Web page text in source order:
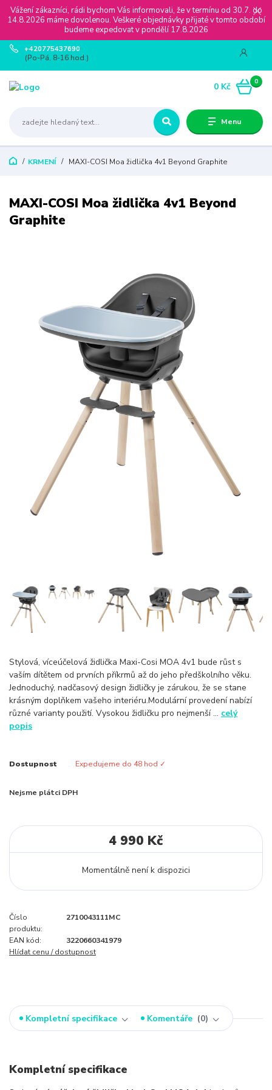
Vážení zákazníci, rádi bychom Vás informovali, že v termínu od 30.7. do
14.8.2026 máme dovolenou. Veškeré objednávky přijaté v tomto období
budeme expedovat v pondělí 17.8.2026
Menu
+420775437690
(Po-Pá, 8-16 hod.)
0
0 Kč
KRMENÍ MAXI-COSI Moa židlička 4v1 Beyond Graphite
MAXI-COSI Moa židlička 4v1 Beyond
Graphite
Stylová, víceúčelová židlička Maxi-Cosi MOA 4v1 bude růst s
vaším dítětem od prvních příkrmů až do jeho předškolního věku.
Jednoduchý, nadčasový design židličky je zárukou, že se stane
krásným doplňkem vašeho interiéru.Modulární provedení nabízí
různé varianty použití. Vysokou židličku pro nejmenší ... celý
popis
Dostupnost Expedujeme do 48 hod ✓
Nejsme plátci DPH
4 990 Kč
Momentálně není k dispozici
Číslo
produktu:
2710043111MC
EAN kód:
3220660341979
Hlídat cenu / dostupnost
Kompletní specifikace Komentáře 0
Kompletní specifikace